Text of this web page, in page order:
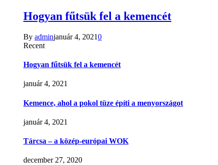
Hogyan fűtsük fel a kemencét
By adminjanuár 4, 20210
Recent
Hogyan fűtsük fel a kemencét
január 4, 2021
Kemence, ahol a pokol tüze építi a menyországot
január 4, 2021
Tárcsa – a közép-európai WOK
december 27, 2020